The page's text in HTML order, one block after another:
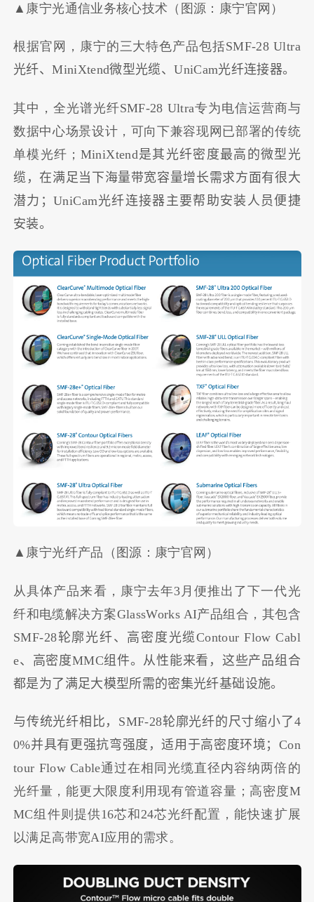
▲康宁光通信业务核心技术（图源：康宁官网）
根据官网，康宁的三大特色产品包括SMF-28 Ultra
光纤、MiniXtend微型光缆、UniCam光纤连接器。
其中，全光谱光纤SMF-28 Ultra专为电信运营商与
数据中心场景设计，可向下兼容现网已部署的传统
单模光纤； MiniXtend是其光纤密度最高的微型光
缆，在满足当下海量带宽容量增长需求方面有很大
潜力；UniCam光纤连接器主要帮助安装人员便捷
安装。
▲康宁光纤产品（图源：康宁官网）
从具体产品来看，康宁去年3月便推出了下一代光
纤和电缆解决方案GlassWorks AI产品组合，其包含
SMF-28轮廓光纤、高密度光缆Contour Flow Cabl
e、高密度MMC组件。从性能来看，这些产品组合
都是为了满足大模型所需的密集光纤基础设施。
与传统光纤相比，SMF-28轮廓光纤的尺寸缩小了4
0%并具有更强抗弯强度，适用于高密度环境；Con
tour Flow Cable通过在相同光缆直径内容纳两倍的
光纤量，能更大限度利用现有管道容量；高密度M
MC组件则提供16芯和24芯光纤配置，能快速扩展
以满足高带宽AI应用的需求。